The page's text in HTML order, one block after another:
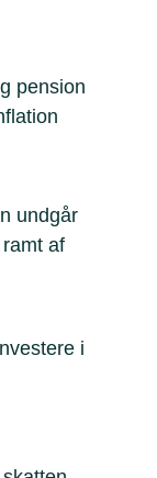
pension
undgår
af
i